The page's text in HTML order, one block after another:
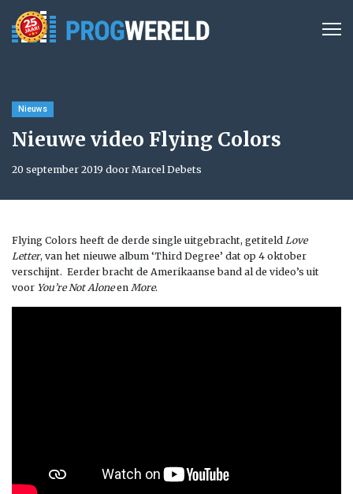
Nieuws
Nieuwe video Flying Colors
20 september 2019 door Marcel Debets
Flying Colors heeft de derde single uitgebracht, getiteld Love
Letter, van het nieuwe album ‘Third Degree’ dat op 4 oktober
verschijnt. Eerder bracht de Amerikaanse band al de video’s uit
voor You’re Not Aloneen More.